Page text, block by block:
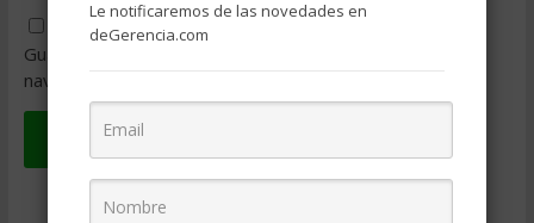
Guarda mi nombre, correo electrónico y web en este
navegador para la próxima vez que comente.
Le notificaremos de las novedades en
deGerencia.com